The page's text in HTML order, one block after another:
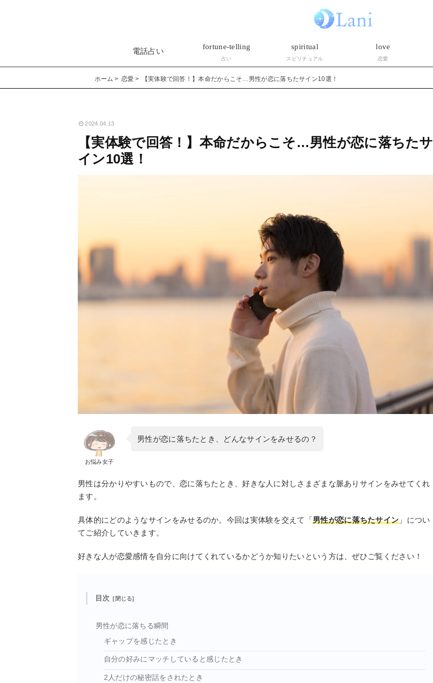
電話占い
fortune-telling
占い
spiritual
スピリチュアル
love
恋愛
ホーム 恋愛 【実体験で回答！】本命だからこそ…男性が恋に落ちたサイン10選！
2024.04.13
【実体験で回答！】本命だからこそ…男性が恋に落ちたサ
イン10選！
お悩み女子
男性が恋に落ちたとき、どんなサインをみせるの？
男性は分かりやすいもので、恋に落ちたとき、好きな人に対しさまざまな脈ありサインをみせてくれ
ます。
具体的にどのようなサインをみせるのか。今回は実体験を交えて「男性が恋に落ちたサイン 」につい
てご紹介していきます。
好きな人が恋愛感情を自分に向けてくれているかどうか知りたいという方は、ぜひご覧ください！
目次
男性が恋に落ちる瞬間
ギャップを感じたとき
自分の好みにマッチしていると感じたとき
2人だけの秘密話をされたとき